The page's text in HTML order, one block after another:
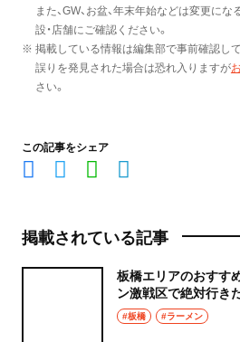
また、GW、お盆、年末年始などは変更に
設・店舗にご確認ください。
※ 掲載している情報は編集部で事前確認し
誤りを発見された場合は恐れ入りますが
さい。
この記事をシェア
掲載されている記事
板橋エリアのおすす
ン激戦区で絶対行き
#板橋 #ラーメン